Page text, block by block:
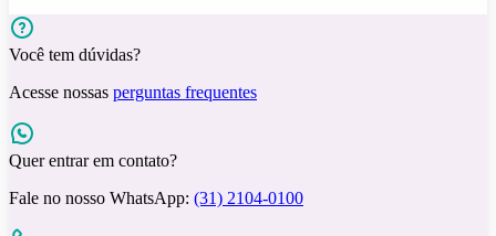
Você tem dúvidas?
Acesse nossas perguntas frequentes
Quer entrar em contato?
Fale no nosso WhatsApp: (31) 2104-0100